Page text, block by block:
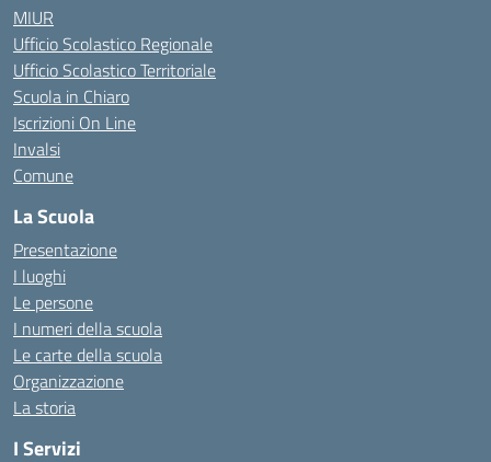
MIUR
Ufficio Scolastico Regionale
Ufficio Scolastico Territoriale
Scuola in Chiaro
Iscrizioni On Line
Invalsi
Comune
La Scuola
Presentazione
I luoghi
Le persone
I numeri della scuola
Le carte della scuola
Organizzazione
La storia
I Servizi